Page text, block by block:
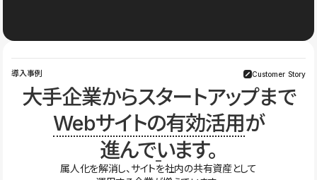
導入事例 Customer Story
大手企業からスタートアップまで
Webサイトの有効活用が
進んでいます。
属人化を解消し、サイトを社内の共有資産として